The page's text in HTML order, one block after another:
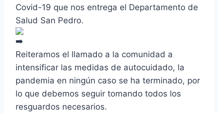
Covid-19 que nos entrega el Departamento de
Salud San Pedro.
Reiteramos el llamado a la comunidad a
intensificar las medidas de autocuidado, la
pandemia en ningún caso se ha terminado, por
lo que debemos seguir tomando todos los
resguardos necesarios.